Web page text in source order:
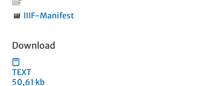
IIIF
IIIF-Manifest
Download
TEXT
50,61 kb